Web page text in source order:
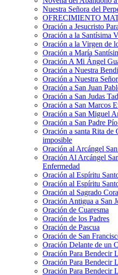
Nuestra Señora del
OFRECIMIENTO
Oración a Jesucristo
Oración a la Santísima
Oración a la Virgen de
Oración a María
Oración A Mi Ángel
Oración a Nuestra
Oración a Nuestra
Oración a San Juan
Oración a San Judas
Oración a San Marcos
Oración a San Miguel
Oración a San Padre
Oración a santa Rita de
imposible
Oración al Arcángel
Oración Al Arcángel
Enfermedad
Oración al Espíritu
Oración al Espíritu
Oración al Sagrado
Oración Antigua a San
Oración de Cuaresma
Oración de los Padres
Oración de Pascua
Oración de San
Oración Delante de un
Oración Para Bendecir
Oración Para Bendecir
Oración Para Bendecir